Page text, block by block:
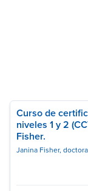
Curso de
niveles 1 y 2
Fisher.
Janina Fisher, doctora